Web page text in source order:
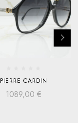
PIERRE CARDIN
1089,00 €